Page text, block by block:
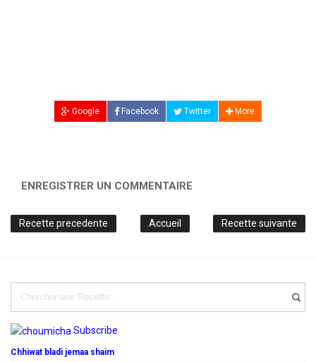
Google Facebook Twitter More
ENREGISTRER UN COMMENTAIRE
Recette precedente Recette suivante
Accueil
Subscribe
Chhiwat bladi jemaa shaim